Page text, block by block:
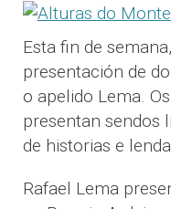
Esta fin de
presentación de
o apelido Lema.
presentan sendos
de historias e
Rafael Lema